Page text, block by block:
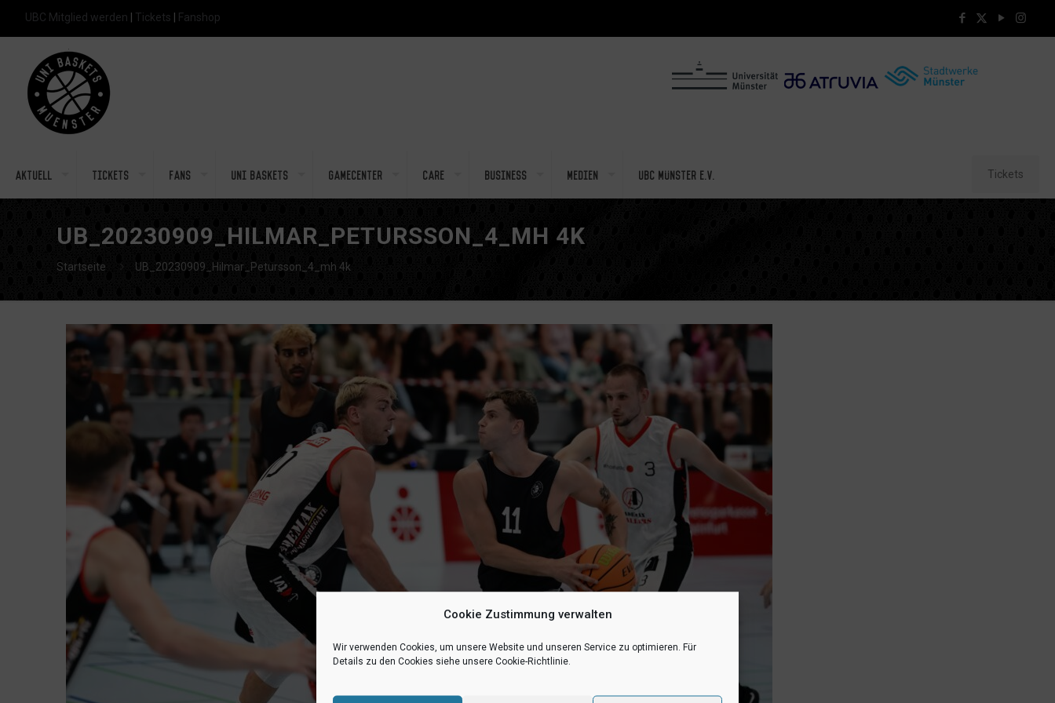
Cookie Zustimmung verwalten
Wir verwenden Cookies, um unsere Website und unseren Service zu optimieren. Für
Details zu den Cookies siehe unsere Cookie-Richtlinie.
UBC Mitglied werden Tickets Fanshop
Aktuell Tickets Fans Uni Baskets Gamecenter Care Business Medien UBC Münster e.V. Tickets
UB_20230909_HILMAR_PETURSSON_4_MH 4K
Startseite UB_20230909_Hilmar_Petursson_4_mh 4k